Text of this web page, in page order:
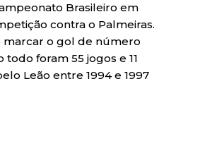
Brasileiro em
contra o Palmeiras.
marcar o gol de número
foram 55 jogos e 11
Leão entre 1994 e 1997